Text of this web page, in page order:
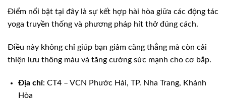
Điểm nổi bật tại đây là sự kết hợp hài hòa giữa các động tác
yoga truyền thống và phương pháp hít thở đúng cách.
Điều này không chỉ giúp bạn giảm căng thẳng mà còn cải
thiện lưu thông máu và tăng cường sức mạnh cho cơ bắp.
Địa chỉ: CT4 – VCN Phước Hải, TP. Nha Trang, Khánh
Hòa